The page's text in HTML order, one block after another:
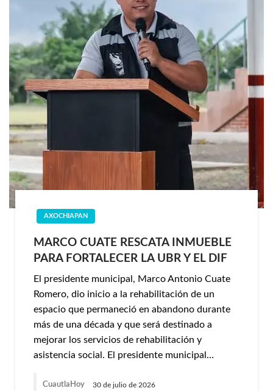
AXOCHIAPAN
MARCO CUATE RESCATA INMUEBLE
PARA FORTALECER LA UBR Y EL DIF
El presidente municipal, Marco Antonio Cuate
Romero, dio inicio a la rehabilitación de un
espacio que permaneció en abandono durante
más de una década y que será destinado a
mejorar los servicios de rehabilitación y
asistencia social. El presidente municipal…
CuautlaHoy 30 de julio de 2026